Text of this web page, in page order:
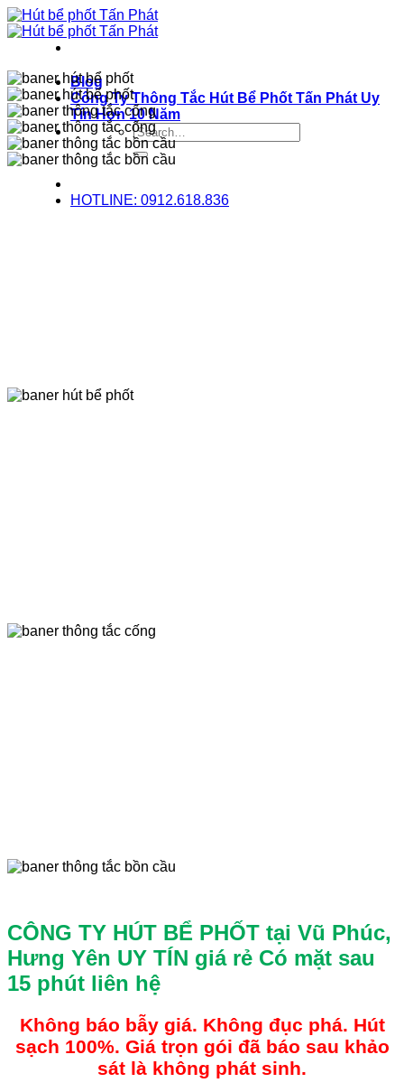
Bỏ
qua
Blog
Công Ty Thông Tắc Hút Bể Phốt Tấn Phát Uy
Tín Hơn 10 Năm
HOTLINE: 0912.618.836
CÔNG TY HÚT BỂ PHỐT tại Vũ Phúc,
Hưng Yên UY TÍN giá rẻ Có mặt sau
15 phút liên hệ
Không báo bẫy giá. Không đục phá. Hút
sạch 100%. Giá trọn gói đã báo sau khảo
sát là không phát sinh.